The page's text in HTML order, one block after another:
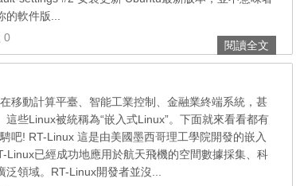
軟件版...
0
閱讀全文
移動計算平臺、智能工業控制、金融業終端系統，甚
些Linux被統稱為“嵌入式Linux”。下面就來看看都有
吧! RT-Linux 這是由美國墨西哥理工學院開發的嵌入
Linux已經成功地應用於航天飛機的空間數據採集、科
領域。RT-Linux開發者並沒...